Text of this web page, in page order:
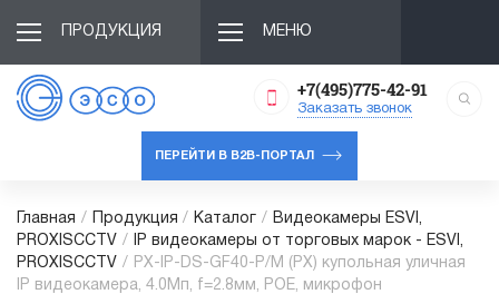
ПРОДУКЦИЯ МЕНЮ
+7(495)775-42-91
Заказать звонок
ПЕРЕЙТИ В B2B-ПОРТАЛ
Главная / Продукция / Каталог /
Видеокамеры ESVI,
PROXISCCTV /
IP видеокамеры от торговых марок - ESVI,
PROXISCCTV /
PX-IP-DS-GF40-P/M (PX) купольная уличная
IP видеокамера, 4.0Мп, f=2.8мм, POE, микрофон